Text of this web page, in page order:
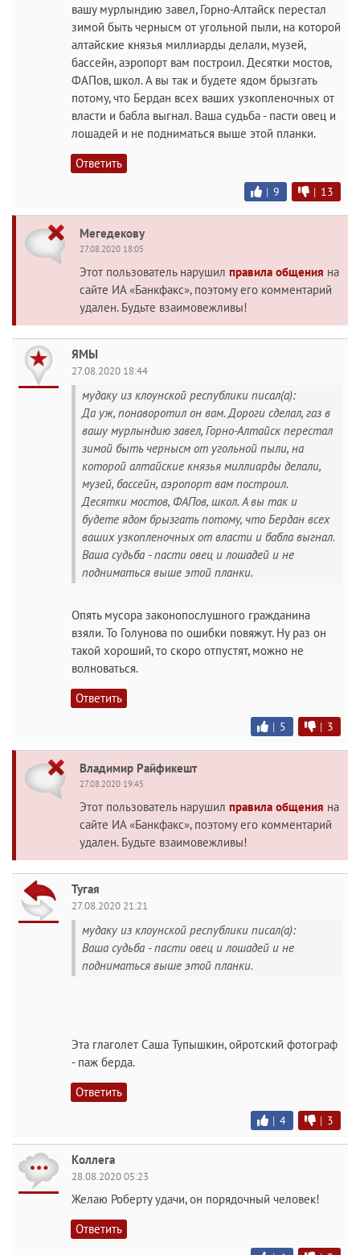
вашу мурлындию завел, Горно-Алтайск перестал
зимой быть чернысм от угольной пыли, на которой
алтайские князья миллиарды делали, музей,
бассейн, аэропорт вам построил. Десятки мостов,
ФАПов, школ. А вы так и будете ядом брызгать
потому, что Бердан всех ваших узкопленочных от
власти и бабла выгнал. Ваша судьба - пасти овец и
лошадей и не подниматься выше этой планки.
Ответить
| 9 | 13
Мегедекову
27.08.2020 18:05
Этот пользователь нарушил правила общения на
сайте ИА «Банкфакс», поэтому его комментарий
удален. Будьте взаимовежливы!
ЯМЫ
27.08.2020 18:44
мудаку из клоунской республики писал(а):
Да уж, понаворотил он вам. Дороги сделал, газ в
вашу мурлындию завел, Горно-Алтайск перестал
зимой быть чернысм от угольной пыли, на
которой алтайские князья миллиарды делали,
музей, бассейн, аэропорт вам построил.
Десятки мостов, ФАПов, школ. А вы так и
будете ядом брызгать потому, что Бердан всех
ваших узкопленочных от власти и бабла выгнал.
Ваша судьба - пасти овец и лошадей и не
подниматься выше этой планки.
Опять мусора законопослушного гражданина
взяли. То Голунова по ошибки повяжут. Ну раз он
такой хороший, то скоро отпустят, можно не
волноваться.
Ответить
| 5 | 3
Владимир Райфикешт
27.08.2020 19:45
Этот пользователь нарушил правила общения на
сайте ИА «Банкфакс», поэтому его комментарий
удален. Будьте взаимовежливы!
Тугая
27.08.2020 21:21
мудаку из клоунской республики писал(а):
Ваша судьба - пасти овец и лошадей и не
подниматься выше этой планки.
Эта глаголет Саша Тупышкин, ойротский фотограф
- паж берда.
Ответить
| 4 | 3
Коллега
28.08.2020 05:23
Желаю Роберту удачи, он порядочный человек!
Ответить